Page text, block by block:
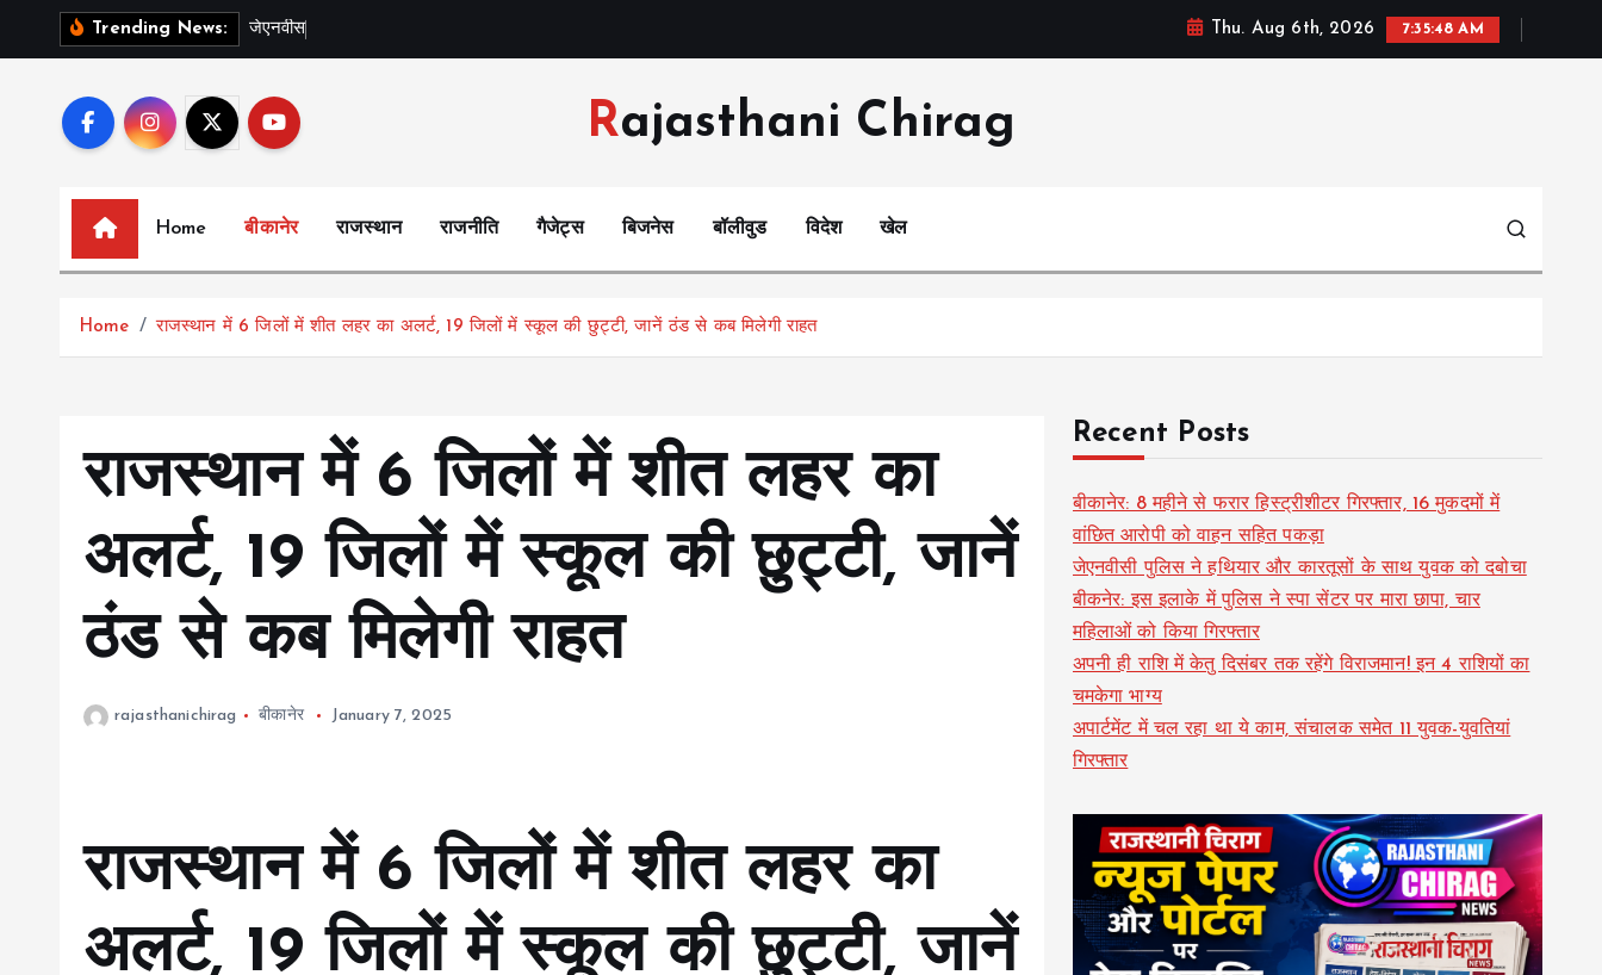
Trending News: जएनवस Thu. Aug 6th, 2026 7:35:49 AM
Rajasthani Chirag
Home बीकानेर राजस्थान राजनीति गैजेट्स बिजनेस बॉलीवुड विदेश खेल
Home राजस्थान में 6 जिलों में शीत लहर का अलर्ट, 19 जिलों में स्कूल की छुट्टी, जानें ठंड से कब मिलेगी राहत
राजस्थान में 6 जिलों में शीत लहर का
अलर्ट, 19 जिलों में स्कूल की छुट्टी, जानें
ठंड से कब मिलेगी राहत
rajasthanichirag बीकानेर January 7, 2025
राजस्थान में 6 जिलों में शीत लहर का
अलर्ट, 19 जिलों में स्कूल की छुट्टी, जानें
Recent Posts
बीकानेर: 8 महीने से फरार हिस्ट्रीशीटर गिरफ्तार, 16 मुकदमों में
वांछित आरोपी को वाहन सहित पकड़ा
जेएनवीसी पुलिस ने हथियार और कारतूसों के साथ युवक को दबोचा
बीकनेर: इस इलाके में पुलिस ने स्पा सेंटर पर मारा छापा, चार
महिलाओं को किया गिरफ्तार
अपनी ही राशि में केतु दिसंबर तक रहेंगे विराजमान! इन 4 राशियों का
चमकेगा भाग्य
अपार्टमेंट में चल रहा था ये काम, संचालक समेत 11 युवक-युवतियां
गिरफ्तार